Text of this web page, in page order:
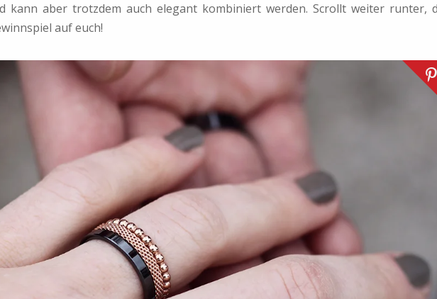
kann aber trotzdem auch elegant kombiniert werden. Scrollt weiter runter,
auf euch!